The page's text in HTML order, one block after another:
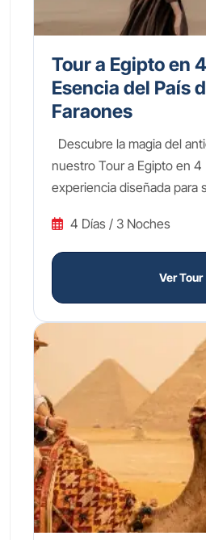
Tour a Egipto en
Esencia del País
Faraones
Descubre la magia del
nuestro Tour a Egipto en 4
experiencia diseñada para
fascinantes de la historia.
monumentales Pirámides
enigmática Esfinge,
tesoros dorados de
Museo Egipcio, y recorre la
Escalonada de Sakkara,
primera estructura
tour a Egipto en 4 días
quienes quieren vivir lo
los faraones en poco
máxima calidad y
este viaje te transportará
revelando los secretos de
través de sus templos,
maestras arquitectónicas.
4 Días / 3 Noches
Ver Tour